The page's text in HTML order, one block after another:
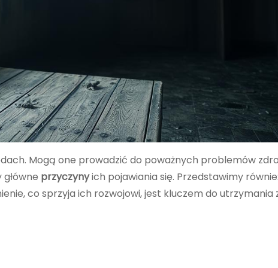
Mogą one prowadzić do poważnych problemów
przyczynyich pojawiania się. Przedstawimy
co sprzyja ich rozwojowi, jest kluczem do utrzymania